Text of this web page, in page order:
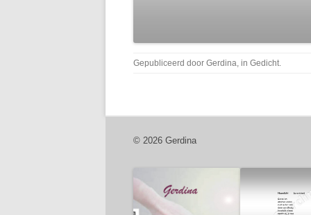
Gepubliceerd door Gerdina , in Gedicht
© 2026 Gerdina